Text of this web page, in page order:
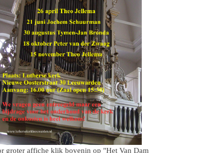
groter affiche klik bovenin op "Het Van Dam